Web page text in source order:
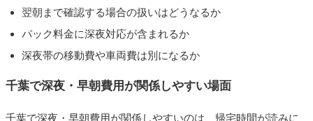
翌朝まで確認する場合の扱いはどうなるか
パック料金に深夜対応が含まれるか
深夜帯の移動費や車両費は別になるか
千葉で深夜・早朝費用が関係しやすい場面
千葉で深夜・早朝費用が関係しやすいのは、帰宅時間が読みに